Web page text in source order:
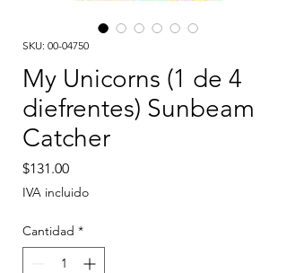
SKU: 00-04750
My Unicorns (1 de 4
diefrentes) Sunbeam
Catcher
$131.00Precio
IVA incluido
Cantidad *